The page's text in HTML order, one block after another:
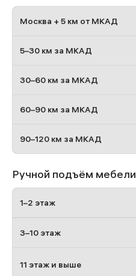
Москва + 5 км от МКАД
5–30 км за МКАД
30–60 км за МКАД
60–90 км за МКАД
90–120 км за МКАД
Ручной подъём мебели
1–2 этаж
3–10 этаж
11 этаж и выше